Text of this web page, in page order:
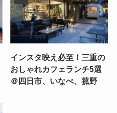
インスタ映え必至！三重の
おしゃれカフェランチ5選
＠四日市、いなべ、菰野